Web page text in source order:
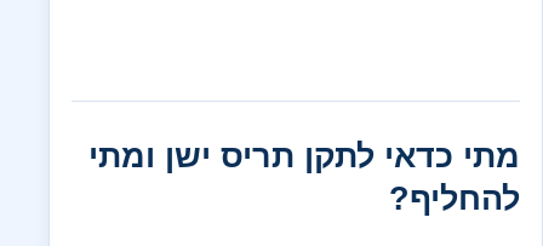
מתי כדאי לתקן תריס ישן ומתי
להחליף?